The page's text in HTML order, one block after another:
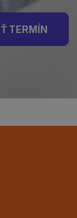
TERMÍN